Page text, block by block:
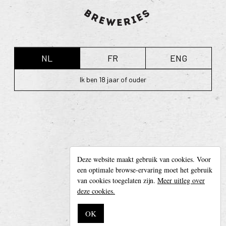
product te kunnen aanbieden.
terug naar overzicht
Diksmuidseweg 404, 8904 Boezinge (België)
Tel. + 32 (0)57 42 20 05 —info@leroybreweries.be
Follow us onFacebook
Disclaimer
Deze website maakt gebruik van cookies. Voor
een optimale browse-ervaring moet het gebruik
van cookies toegelaten zijn. Meer uitleg over
deze cookies.
OK
NL FR ENG
Ik ben 18 jaar of ouder